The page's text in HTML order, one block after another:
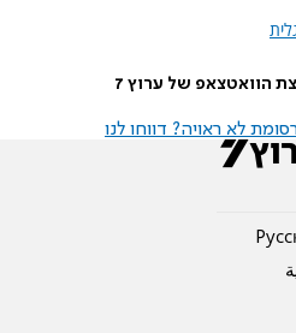
הוואטצאפ של ערוץ 7
לא ראויה? דווחו לנו